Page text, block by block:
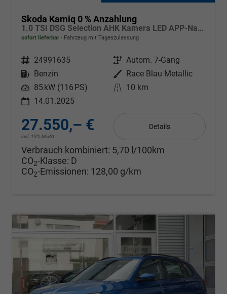
Skoda Kamiq 0 % Anzahlung
1.0 TSI DSG Selection AHK Kamera LED APP-Navi Sitzheizung
sofort lieferbar Fahrzeug mit Tageszulassung
Fahrzeugnr. 24991635 Getriebe Autom. 7-Gang
Kraftstoff
Benzin Außenfarbe
Race Blau Metallic
Leistung 85 kW (116 PS) Kilometerstand 10 km
14.01.2025
27.550,– €
incl. 19% MwSt.
Details
Verbrauch kombiniert: 5,70 l/100km
CO2-Klasse: D
CO2-Emissionen: 128,00 g/km